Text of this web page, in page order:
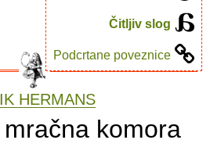
Čitljiv slog
Podcrtane poveznice
HERMANS
komora